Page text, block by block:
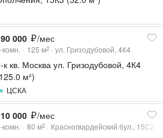
000 /мес
комн. 125 м2 ул. Гризодубовой, 4К4
к кв. Москва ул. Гризодубовой, 4К4
м²)
ЦСКА
000 /мес
комн. 80 м2 Красногвардейский бул., 15С2